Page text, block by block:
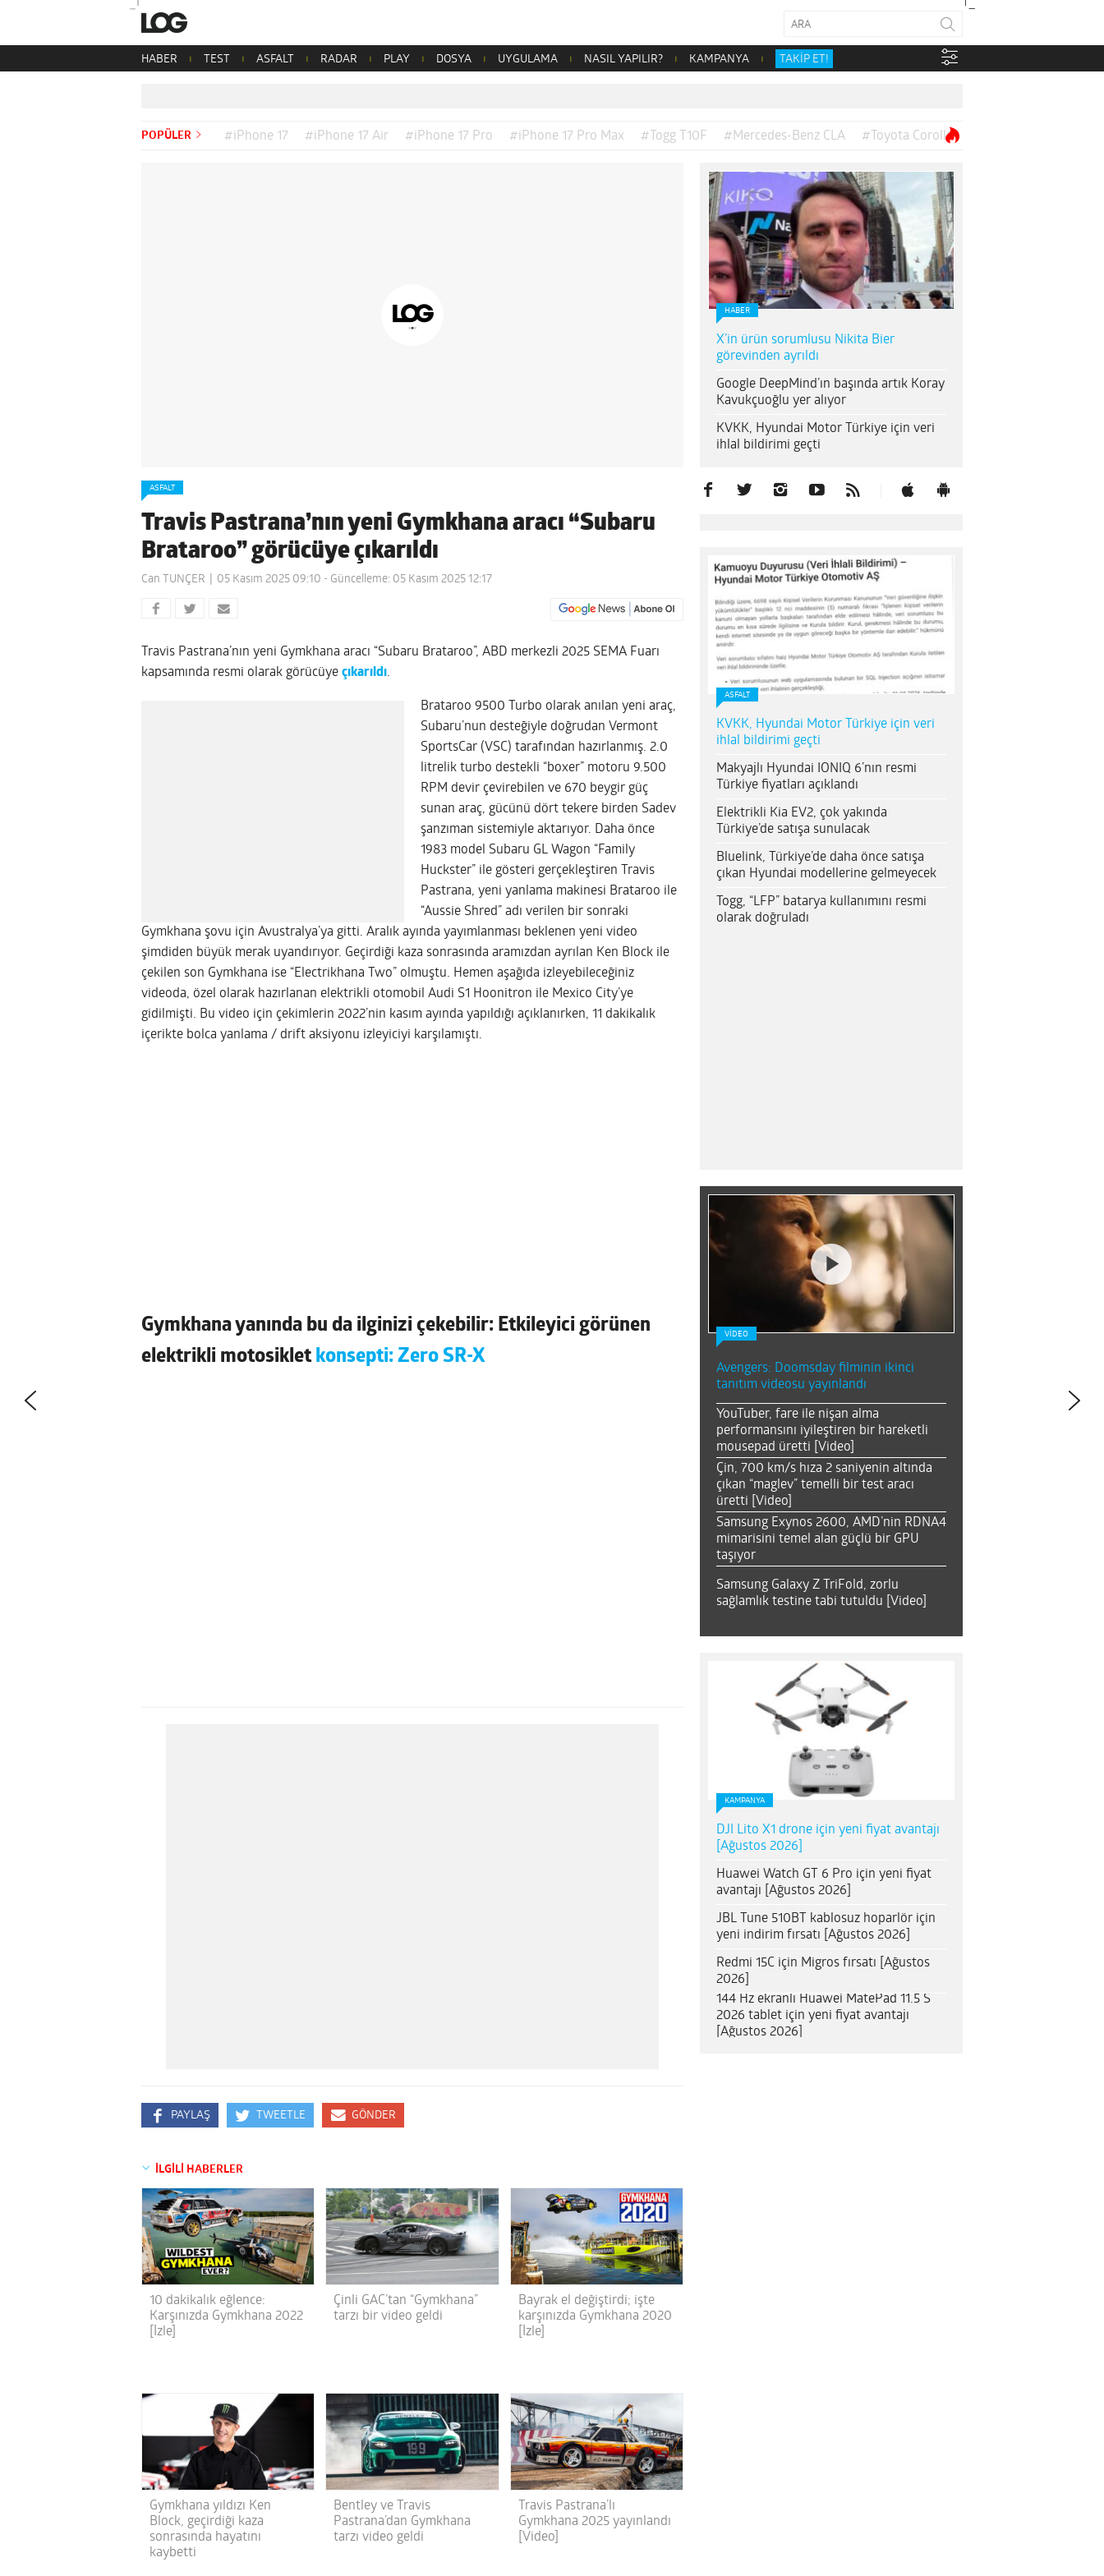
HABER TEST ASFALT RADAR PLAY DOSYA UYGULAMA NASIL YAPILIR? KAMPANYA TAKİP ET!
POPÜLER #iPhone 17 #iPhone 17 Air #iPhone 17 Pro #iPhone 17 Pro Max #Togg T10F #Mercedes-Benz CLA #Toyota Corolla
ASFALT
Travis Pastrana’nın yeni Gymkhana aracı “Subaru
Brataroo” görücüye çıkarıldı
Can TUNÇER 05 Kasım 2025 09:10 - Güncelleme: 05 Kasım 2025 12:17
Travis Pastrana’nın yeni Gymkhana aracı “Subaru Brataroo”, ABD merkezli 2025 SEMA Fuarı
kapsamında resmi olarak görücüye çıkarıldı.
Brataroo 9500 Turbo olarak anılan yeni araç,
Subaru’nun desteğiyle doğrudan Vermont
SportsCar (VSC) tarafından hazırlanmış. 2.0
litrelik turbo destekli “boxer” motoru 9.500
RPM devir çevirebilen ve 670 beygir güç
sunan araç, gücünü dört tekere birden Sadev
şanzıman sistemiyle aktarıyor. Daha önce
1983 model Subaru GL Wagon “Family
Huckster” ile gösteri gerçekleştiren Travis
Pastrana, yeni yanlama makinesi Brataroo ile
“Aussie Shred” adı verilen bir sonraki
Gymkhana şovu için Avustralya’ya gitti. Aralık ayında yayımlanması beklenen yeni video
şimdiden büyük merak uyandırıyor. Geçirdiği kaza sonrasında aramızdan ayrılan Ken Block ile
çekilen son Gymkhana ise “Electrikhana Two” olmuştu. Hemen aşağıda izleyebileceğiniz
videoda, özel olarak hazırlanan elektrikli otomobil Audi S1 Hoonitron ile Mexico City’ye
gidilmişti. Bu video için çekimlerin 2022’nin kasım ayında yapıldığı açıklanırken, 11 dakikalık
içerikte bolca yanlama / drift aksiyonu izleyiciyi karşılamıştı.
Gymkhana yanında bu da ilginizi çekebilir: Etkileyici görünen
elektrikli motosiklet konsepti: Zero SR-X
PAYLAŞ TWEETLE GÖNDER
İLGİLİ HABERLER
10 dakikalık eğlence:
Karşınızda Gymkhana 2022
[İzle]
Çinli GAC’tan “Gymkhana”
tarzı bir video geldi
Bayrak el değiştirdi; işte
karşınızda Gymkhana 2020
[İzle]
Gymkhana yıldızı Ken
Block, geçirdiği kaza
sonrasında hayatını
kaybetti
Bentley ve Travis
Pastrana’dan Gymkhana
tarzı video geldi
Travis Pastrana’lı
Gymkhana 2025 yayınlandı
[Video]
HABER
X’in ürün sorumlusu Nikita Bier
görevinden ayrıldı
Google DeepMind’ın başında artık Koray
Kavukçuoğlu yer alıyor
KVKK, Hyundai Motor Türkiye için veri
ihlal bildirimi geçti
ASFALT
KVKK, Hyundai Motor Türkiye için veri
ihlal bildirimi geçti
Makyajlı Hyundai IONIQ 6’nın resmi
Türkiye fiyatları açıklandı
Elektrikli Kia EV2, çok yakında
Türkiye’de satışa sunulacak
Bluelink, Türkiye’de daha önce satışa
çıkan Hyundai modellerine gelmeyecek
Togg, “LFP” batarya kullanımını resmi
olarak doğruladı
VİDEO
Avengers: Doomsday filminin ikinci
tanıtım videosu yayınlandı
YouTuber, fare ile nişan alma
performansını iyileştiren bir hareketli
mousepad üretti [Video]
Çin, 700 km/s hıza 2 saniyenin altında
çıkan “maglev” temelli bir test aracı
üretti [Video]
Samsung Exynos 2600, AMD’nin RDNA4
mimarisini temel alan güçlü bir GPU
taşıyor
Samsung Galaxy Z TriFold, zorlu
sağlamlık testine tabi tutuldu [Video]
KAMPANYA
DJI Lito X1 drone için yeni fiyat avantajı
[Ağustos 2026]
Huawei Watch GT 6 Pro için yeni fiyat
avantajı [Ağustos 2026]
JBL Tune 510BT kablosuz hoparlör için
yeni indirim fırsatı [Ağustos 2026]
Redmi 15C için Migros fırsatı [Ağustos
2026]
144 Hz ekranlı Huawei MatePad 11.5 S
2026 tablet için yeni fiyat avantajı
[Ağustos 2026]